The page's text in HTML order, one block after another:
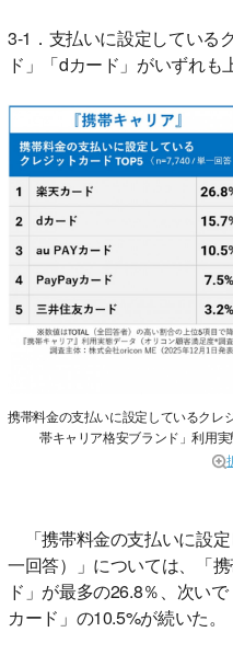
3-1．支払いに設定している
ド」「dカード」がいずれも
携帯料金の支払いに設定しているク
帯キャリア格安ブランド」利用
「携帯料金の支払いに設
一回答）」については、「
ド」が最多の26.8％、次い
カード」の10.5%が続いた。